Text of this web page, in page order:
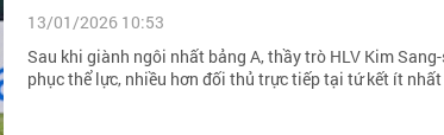
13/01/2026 10:53
Sau khi giành ngôi nhất bảng A, thầy trò HLV Kim
phục thể lực, nhiều hơn đối thủ trực tiếp tại tứ kết ít